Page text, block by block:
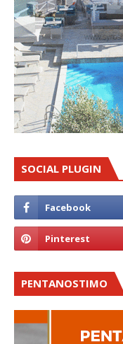
SOCIAL PLUGIN
PENTANOSTIMO